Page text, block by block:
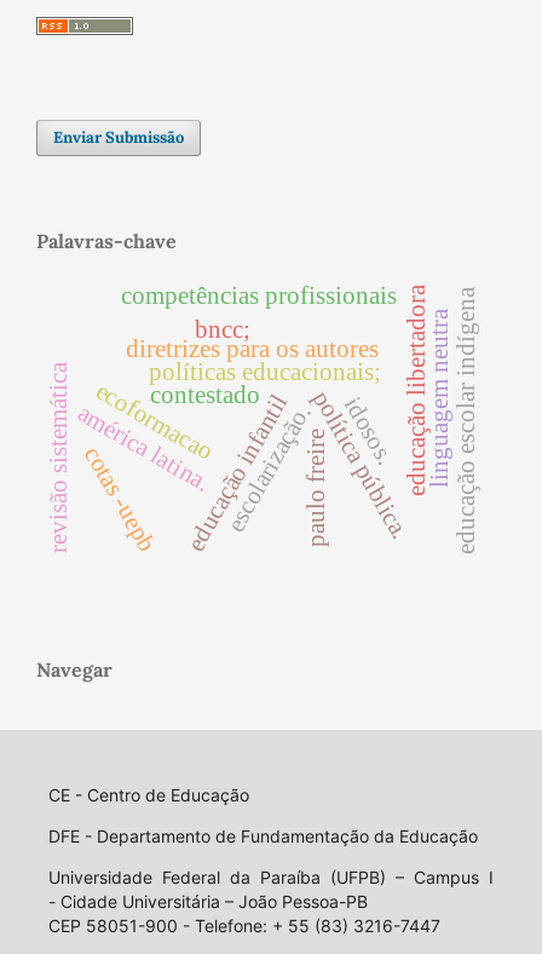
Enviar Submissão
Palavras-chave
educação infantil
políticas educacionais;
diretrizes para os autores
política pública.
américa latina.
bncc;
contestado
paulo freire educação libertadora
competências profissionais
escolarização. linguagem neutra
cotas -uepb
idosos.
ecoformacao
revisão sistemática educação escolar indígena
Navegar
CE - Centro de Educação
DFE - Departamento de Fundamentação da Educação
Universidade Federal da Paraíba (UFPB) – Campus I
- Cidade Universitária – João Pessoa-PB
CEP 58051-900 - Telefone: + 55 (83) 3216-7447